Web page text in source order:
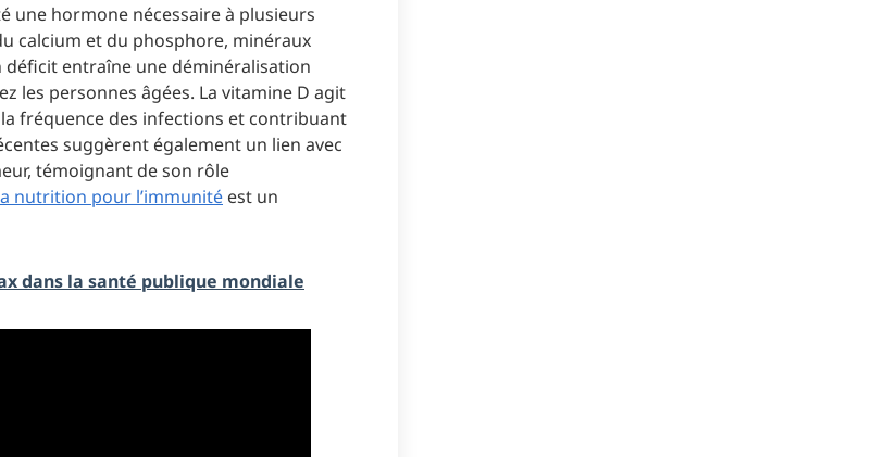
une hormone nécessaire à plusieurs
calcium et du phosphore, minéraux
déficit entraîne une déminéralisation
les personnes âgées. La vitamine D agit
fréquence des infections et contribuant
suggèrent également un lien avec
témoignant de son rôle
nutrition pour l’immunité est un
dans la santé publique mondiale